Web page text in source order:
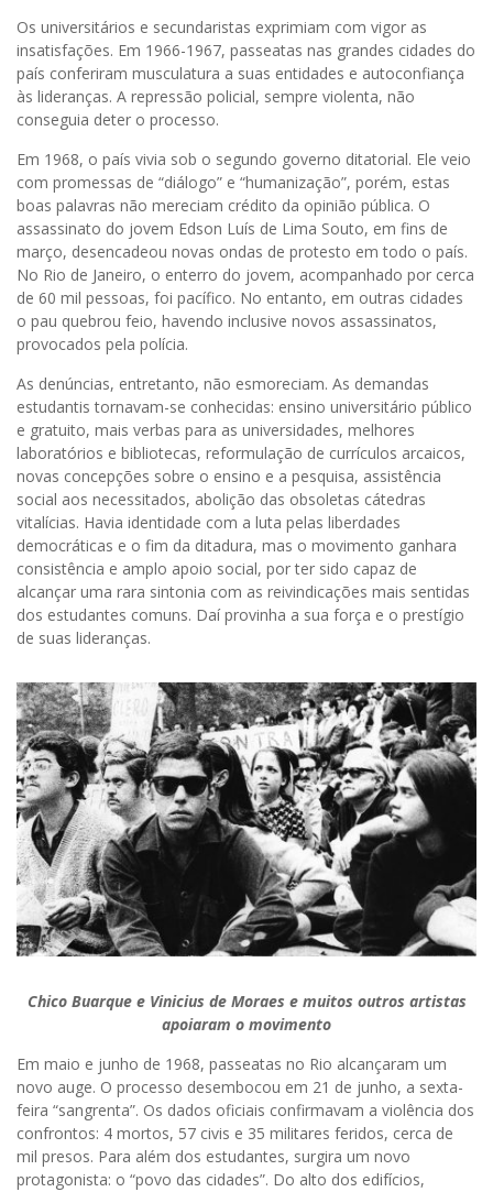
Os universitários e secundaristas exprimiam com vigor as
insatisfações. Em 1966-1967, passeatas nas grandes cidades do
país conferiram musculatura a suas entidades e autoconfiança
às lideranças. A repressão policial, sempre violenta, não
conseguia deter o processo.
Em 1968, o país vivia sob o segundo governo ditatorial. Ele veio
com promessas de “diálogo” e “humanização”, porém, estas
boas palavras não mereciam crédito da opinião pública. O
assassinato do jovem Edson Luís de Lima Souto, em fins de
março, desencadeou novas ondas de protesto em todo o país.
No Rio de Janeiro, o enterro do jovem, acompanhado por cerca
de 60 mil pessoas, foi pacífico. No entanto, em outras cidades
o pau quebrou feio, havendo inclusive novos assassinatos,
provocados pela polícia.
As denúncias, entretanto, não esmoreciam. As demandas
estudantis tornavam-se conhecidas: ensino universitário público
e gratuito, mais verbas para as universidades, melhores
laboratórios e bibliotecas, reformulação de currículos arcaicos,
novas concepções sobre o ensino e a pesquisa, assistência
social aos necessitados, abolição das obsoletas cátedras
vitalícias. Havia identidade com a luta pelas liberdades
democráticas e o fim da ditadura, mas o movimento ganhara
consistência e amplo apoio social, por ter sido capaz de
alcançar uma rara sintonia com as reivindicações mais sentidas
dos estudantes comuns. Daí provinha a sua força e o prestígio
de suas lideranças.
Chico Buarque e Vinicius de Moraes e muitos outros artistas
apoiaram o movimento
Em maio e junho de 1968, passeatas no Rio alcançaram um
novo auge. O processo desembocou em 21 de junho, a sexta-
feira “sangrenta”. Os dados oficiais confirmavam a violência dos
confrontos: 4 mortos, 57 civis e 35 militares feridos, cerca de
mil presos. Para além dos estudantes, surgira um novo
protagonista: o “povo das cidades”. Do alto dos edifícios,